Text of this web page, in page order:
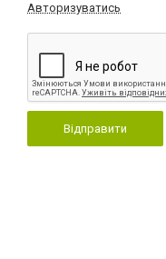
Авторизуватись
Відправити